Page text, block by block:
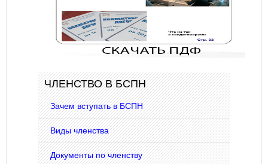
ЧЛЕНСТВО В БСПН
Зачем вступать в БСПН
Виды членства
Документы по членству